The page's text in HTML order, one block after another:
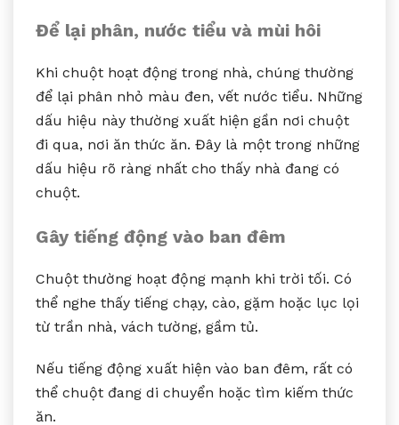
Để lại phân, nước tiểu và mùi hôi
Khi chuột hoạt động trong nhà, chúng thường
để lại phân nhỏ màu đen, vết nước tiểu. Những
dấu hiệu này thường xuất hiện gần nơi chuột
đi qua, nơi ăn thức ăn. Đây là một trong những
dấu hiệu rõ ràng nhất cho thấy nhà đang có
chuột.
Gây tiếng động vào ban đêm
Chuột thường hoạt động mạnh khi trời tối. Có
thể nghe thấy tiếng chạy, cào, gặm hoặc lục lọi
từ trần nhà, vách tường, gầm tủ.
Nếu tiếng động xuất hiện vào ban đêm, rất có
thể chuột đang di chuyển hoặc tìm kiếm thức
ăn.